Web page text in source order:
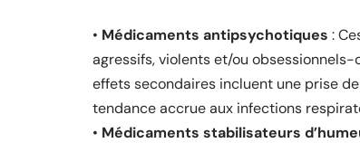
• Médicaments antipsychotiques :
agressifs, violents et/ou
effets secondaires incluent une prise
tendance accrue aux infections
• Médicaments stabilisateurs